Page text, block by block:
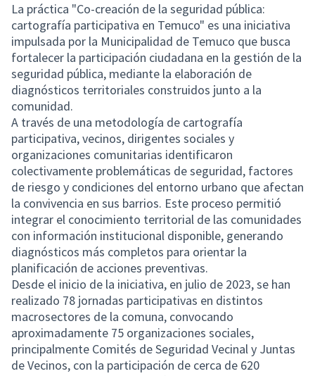
La práctica "Co-creación de la seguridad pública:
cartografía participativa en Temuco" es una iniciativa
impulsada por la Municipalidad de Temuco que busca
fortalecer la participación ciudadana en la gestión de la
seguridad pública, mediante la elaboración de
diagnósticos territoriales construidos junto a la
comunidad.
A través de una metodología de cartografía
participativa, vecinos, dirigentes sociales y
organizaciones comunitarias identificaron
colectivamente problemáticas de seguridad, factores
de riesgo y condiciones del entorno urbano que afectan
la convivencia en sus barrios. Este proceso permitió
integrar el conocimiento territorial de las comunidades
con información institucional disponible, generando
diagnósticos más completos para orientar la
planificación de acciones preventivas.
Desde el inicio de la iniciativa, en julio de 2023, se han
realizado 78 jornadas participativas en distintos
macrosectores de la comuna, convocando
aproximadamente 75 organizaciones sociales,
principalmente Comités de Seguridad Vecinal y Juntas
de Vecinos, con la participación de cerca de 620